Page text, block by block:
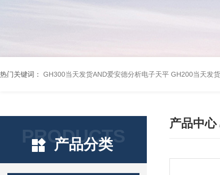
热门关键词： GH300当天发货AND爱安德分析电子天平 GH200当天发
PRODUCTS
产品分类
产品中心